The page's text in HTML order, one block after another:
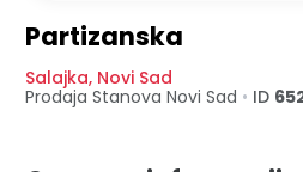
Partizanska
Salajka, Novi Sad
Prodaja Stanova Novi Sad • ID